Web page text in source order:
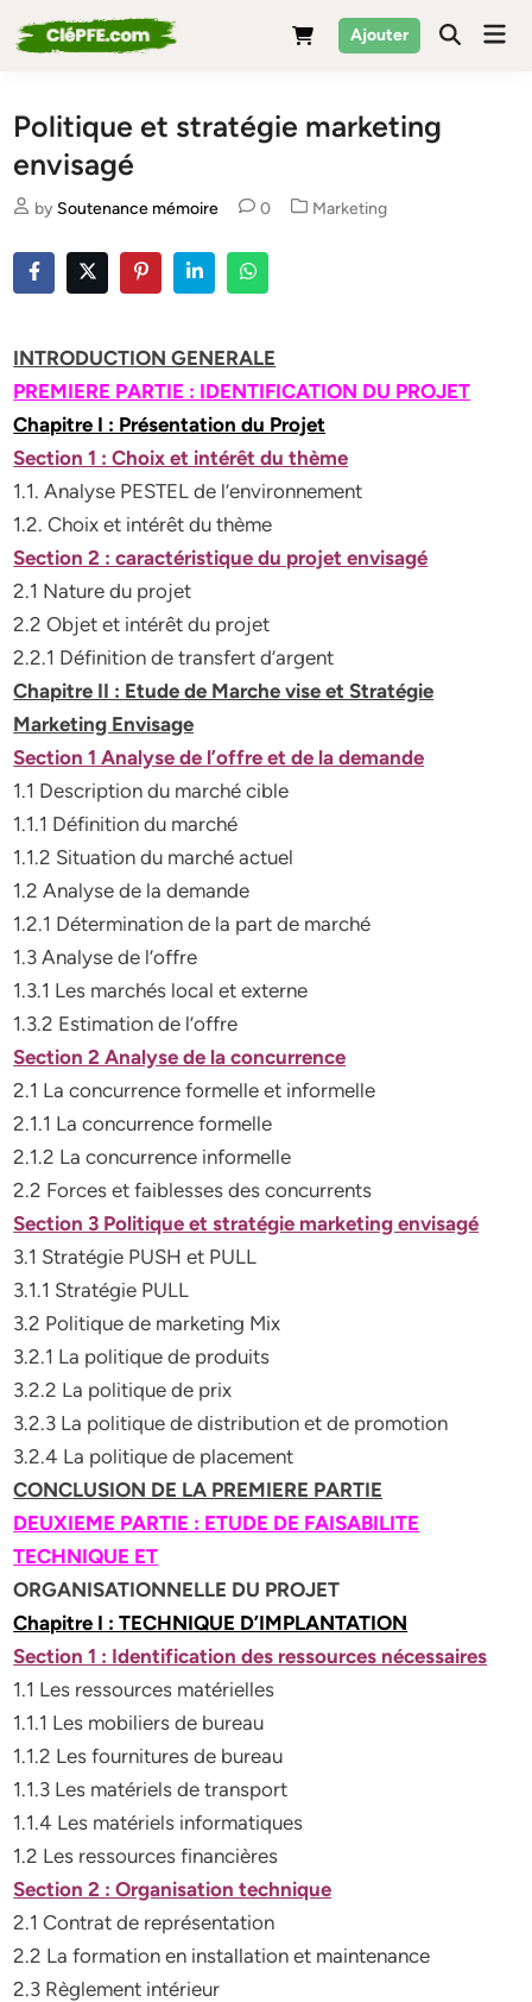
to
Ajouter
Politique et stratégie marketing
envisagé
by Soutenance mémoire 0
Posted
Marketing
INTRODUCTION GENERALE
PREMIERE PARTIE : IDENTIFICATION DU PROJET
Chapitre I : Présentation du Projet
Section 1 : Choix et intérêt du thème
1.1. Analyse PESTEL de l’environnement
1.2. Choix et intérêt du thème
Section 2 : caractéristique du projet envisagé
2.1 Nature du projet
2.2 Objet et intérêt du projet
2.2.1 Définition de transfert d’argent
Chapitre II : Etude de Marche vise et Stratégie
Marketing Envisage
Section 1 Analyse de l’offre et de la demande
1.1 Description du marché cible
1.1.1 Définition du marché
1.1.2 Situation du marché actuel
1.2 Analyse de la demande
1.2.1 Détermination de la part de marché
1.3 Analyse de l’offre
1.3.1 Les marchés local et externe
1.3.2 Estimation de l’offre
Section 2 Analyse de la concurrence
2.1 La concurrence formelle et informelle
2.1.1 La concurrence formelle
2.1.2 La concurrence informelle
2.2 Forces et faiblesses des concurrents
Section 3 Politique et stratégie marketing envisagé
3.1 Stratégie PUSH et PULL
3.1.1 Stratégie PULL
3.2 Politique de marketing Mix
3.2.1 La politique de produits
3.2.2 La politique de prix
3.2.3 La politique de distribution et de promotion
3.2.4 La politique de placement
CONCLUSION DE LA PREMIERE PARTIE
DEUXIEME PARTIE : ETUDE DE FAISABILITE
TECHNIQUE ET
ORGANISATIONNELLE DU PROJET
Chapitre I : TECHNIQUE D’IMPLANTATION
Section 1 : Identification des ressources nécessaires
1.1 Les ressources matérielles
1.1.1 Les mobiliers de bureau
1.1.2 Les fournitures de bureau
1.1.3 Les matériels de transport
1.1.4 Les matériels informatiques
1.2 Les ressources financières
Section 2 : Organisation technique
2.1 Contrat de représentation
2.2 La formation en installation et maintenance
2.3 Règlement intérieur